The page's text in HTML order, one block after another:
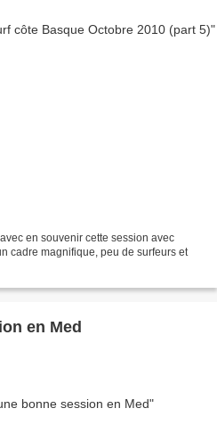
en souvenir cette session avec
cadre magnifique, peu de surfeurs et
en Med